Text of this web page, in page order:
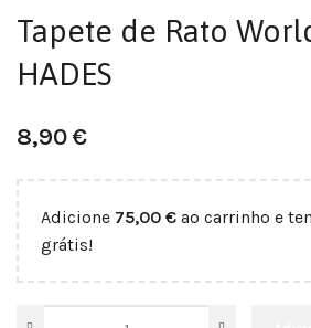
Tapete de Rato
HADES
8,90€
Adicione 75,00 € ao carrinho e
grátis!